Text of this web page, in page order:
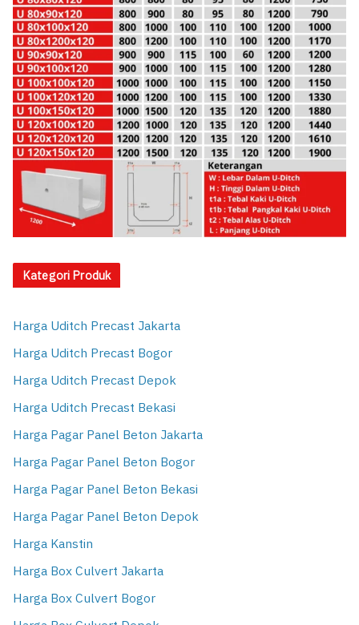
Kategori Produk
Harga Uditch Precast Jakarta
Harga Uditch Precast Bogor
Harga Uditch Precast Depok
Harga Uditch Precast Bekasi
Harga Pagar Panel Beton Jakarta
Harga Pagar Panel Beton Bogor
Harga Pagar Panel Beton Bekasi
Harga Pagar Panel Beton Depok
Harga Kanstin
Harga Box Culvert Jakarta
Harga Box Culvert Bogor